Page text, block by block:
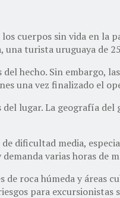
cuerpos sin vida en
una turista uruguaya de
hecho. Sin embargo,
una vez finalizado el
lugar. La geografía
dificultad media,
varias horas de
roca húmeda y áreas
para